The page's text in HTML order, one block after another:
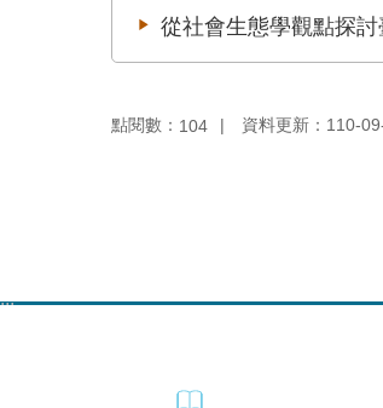
從社會生態學觀點探
點閱數： 104 資料更新：110-
:::